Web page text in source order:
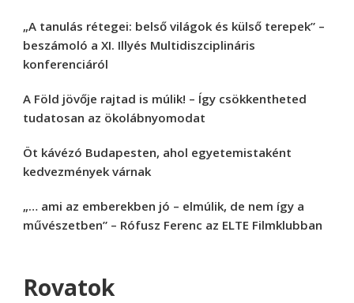
„A tanulás rétegei: belső világok és külső terepek” –
beszámoló a XI. Illyés Multidiszciplináris
konferenciáról
A Föld jövője rajtad is múlik! – Így csökkentheted
tudatosan az ökolábnyomodat
Öt kávézó Budapesten, ahol egyetemistaként
kedvezmények várnak
„… ami az emberekben jó – elmúlik, de nem így a
művészetben” – Rófusz Ferenc az ELTE Filmklubban
Rovatok